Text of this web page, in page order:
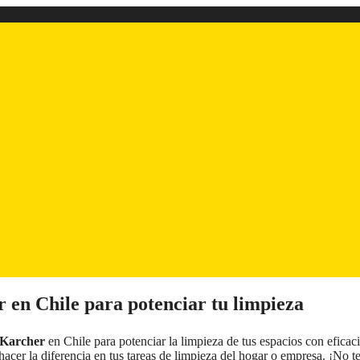
en Chile para potenciar tu limpieza
en Chile para potenciar la limpieza de tus espacios con
la diferencia en tus tareas de limpieza del hogar o empresa. ¡No te